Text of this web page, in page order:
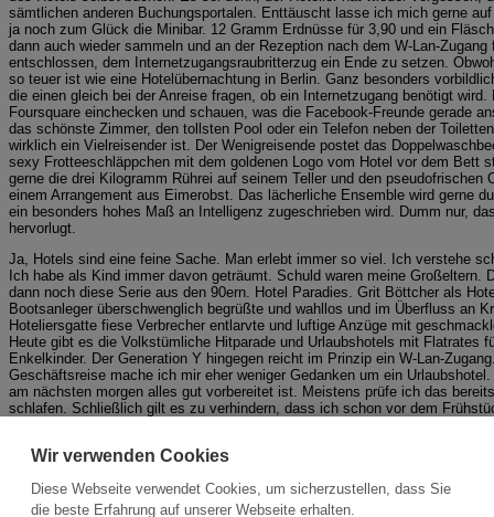
sämtlichen anderen Buchungsportalen. Enttäuscht lasse ich mich gerne
ja noch zum Glück die Minibar. 12 Gramm Erdnüsse für 3,90 und ein
dann auch wieder sammeln und an der Rezeption nach dem W-Lan-
entschlossen, dem Internetzugangsraubritterzug ein Ende zu setzen.
so teuer ist wie eine Hotelübernachtung in Berlin. Ganz besonders
die einen gleich bei der Anreise fragen, ob ein Internetzugang benötigt
Foursquare einchecken und schauen, was die Facebook-Freunde gerade
das schönste Zimmer, den tollsten Pool oder ein Telefon neben der
wirklich ein Vielreisender ist. Der Wenigreisende postet das
sexy Frotteeschläppchen mit dem goldenen Logo vom Hotel vor dem Bett
gerne die drei Kilogramm Rührei auf seinem Teller und den
einem Arrangement aus Eimerobst. Das lächerliche Ensemble wird gerne
ein besonders hohes Maß an Intelligenz zugeschrieben wird. Dumm nur,
hervorlugt.
Ja, Hotels sind eine feine Sache. Man erlebt immer so viel. Ich verstehe
Ich habe als Kind immer davon geträumt. Schuld waren meine
dann noch diese Serie aus den 90ern. Hotel Paradies. Grit Böttcher als
Bootsanleger überschwenglich begrüßte und wahllos und im Überfluss an
Hoteliersgatte fiese Verbrecher entlarvte und luftige Anzüge mit
Heute gibt es die Volkstümliche Hitparade und Urlaubshotels mit Flatrates
Enkelkinder. Der Generation Y hingegen reicht im Prinzip ein W-Lan-
Geschäftsreise mache ich mir eher weniger Gedanken um ein
am nächsten morgen alles gut vorbereitet ist. Meistens prüfe ich das
schlafen. Schließlich gilt es zu verhindern, dass ich schon vor dem
Süßigkeiten oder Bücher aus unserem aktuellen Verlagsprogramm.
abends im Hotelwhirlpool gemacht. Und heute? Nur noch ein feuchter
mit bunten Scheinen geht immer. Oder Ist Trinkgeld auch Bestechung?
Wir verwenden Cookies
Diese Webseite verwendet Cookies, um sicherzustellen, dass Sie
die beste Erfahrung auf unserer Webseite erhalten.